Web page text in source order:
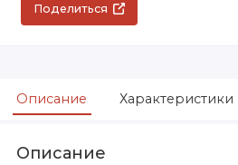
Поделиться
Описание Характеристики
Описание